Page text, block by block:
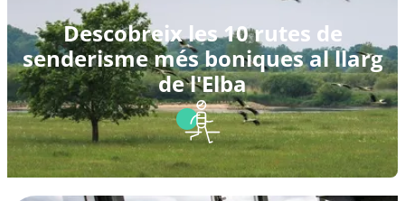
Descobreix les 10 rutes de
senderisme més boniques al llarg
de l'Elba